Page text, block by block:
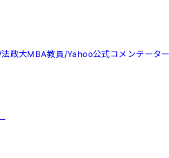
政大MBA教員/Yahoo公式コメンテータ